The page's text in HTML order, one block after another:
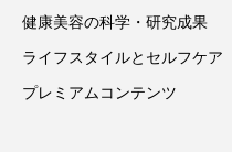
ナイトプロテイン
健康美容の科学・研究成果
ライフスタイルとセルフケア
プレミアムコンテンツ